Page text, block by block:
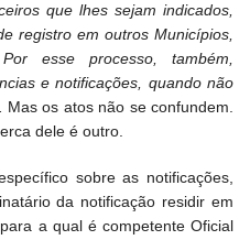
que lhes sejam indicados,
registro em outros Municípios,
esse processo, também,
e notificações, quando não
Mas os atos não se confundem.
dele é outro.
sobre as notificações,
da notificação residir em
a qual é competente Oficial